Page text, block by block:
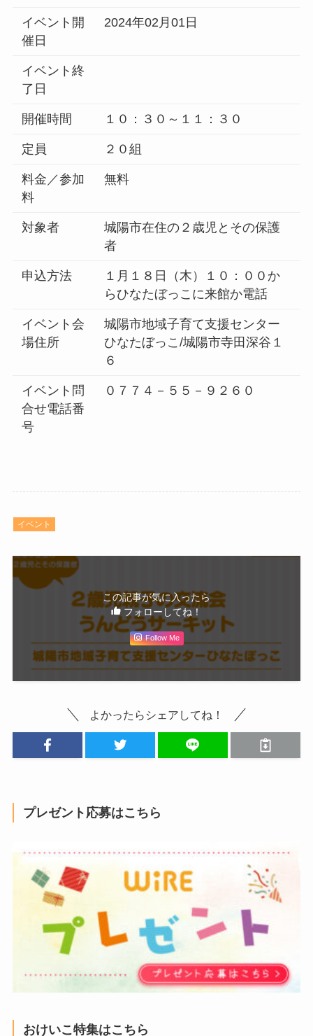
イベント開
催日
2024年02月01日
イベント終
了日
開催時間 １０：３０～１１：３０
定員 ２０組
料金／参加
料
無料
対象者
城陽市在住の２歳児とその保護
者
申込方法
１月１８日（木）１０：００か
らひなたぼっこに来館か電話
イベント会
場住所
城陽市地域子育て支援センター
ひなたぼっこ/城陽市寺田深谷１
６
イベント問
合せ電話番
号
０７７４－５５－９２６０
イベント
この記事が気に入ったら
フォローしてね！
Follow Me
よかったらシェアしてね！
プレゼント応募はこちら
おけいこ特集はこちら